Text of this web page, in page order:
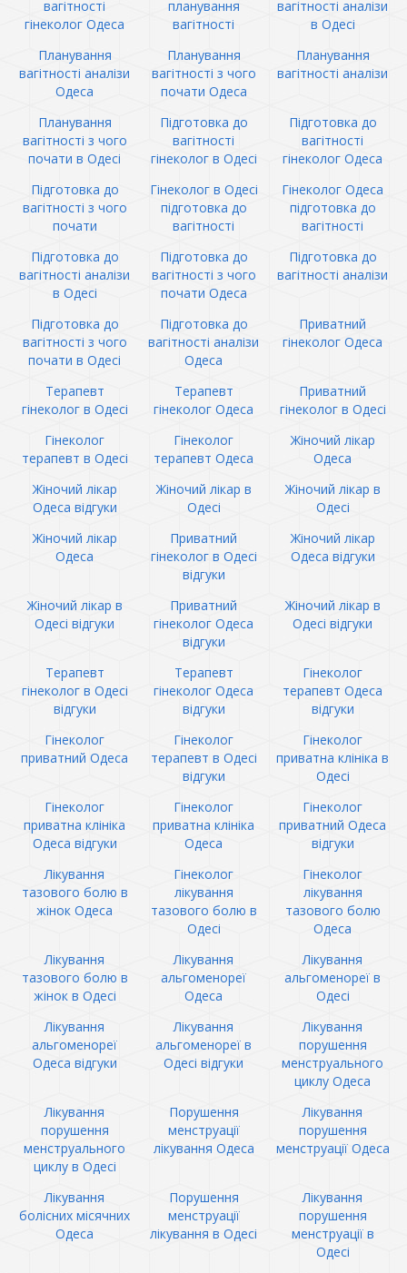
вагітності
гінеколог Одеса
планування
вагітності
вагітності аналізи
в Одесі
Планування
вагітності аналізи
Одеса
Планування
вагітності з чого
почати Одеса
Планування
вагітності аналізи
Планування
вагітності з чого
почати в Одесі
Підготовка до
вагітності
гінеколог в Одесі
Підготовка до
вагітності
гінеколог Одеса
Підготовка до
вагітності з чого
почати
Гінеколог в Одесі
підготовка до
вагітності
Гінеколог Одеса
підготовка до
вагітності
Підготовка до
вагітності аналізи
в Одесі
Підготовка до
вагітності з чого
почати Одеса
Підготовка до
вагітності аналізи
Підготовка до
вагітності з чого
почати в Одесі
Підготовка до
вагітності аналізи
Одеса
Приватний
гінеколог Одеса
Терапевт
гінеколог в Одесі
Терапевт
гінеколог Одеса
Приватний
гінеколог в Одесі
Гінеколог
терапевт в Одесі
Гінеколог
терапевт Одеса
Жіночий лікар
Одеса
Жіночий лікар
Одеса відгуки
Жіночий лікар в
Одесі
Жіночий лікар в
Одесі
Жіночий лікар
Одеса
Приватний
гінеколог в Одесі
відгуки
Жіночий лікар
Одеса відгуки
Жіночий лікар в
Одесі відгуки
Приватний
гінеколог Одеса
відгуки
Жіночий лікар в
Одесі відгуки
Терапевт
гінеколог в Одесі
відгуки
Терапевт
гінеколог Одеса
відгуки
Гінеколог
терапевт Одеса
відгуки
Гінеколог
приватний Одеса
Гінеколог
терапевт в Одесі
відгуки
Гінеколог
приватна клініка в
Одесі
Гінеколог
приватна клініка
Одеса відгуки
Гінеколог
приватна клініка
Одеса
Гінеколог
приватний Одеса
відгуки
Лікування
тазового болю в
жінок Одеса
Гінеколог
лікування
тазового болю в
Одесі
Гінеколог
лікування
тазового болю
Одеса
Лікування
тазового болю в
жінок в Одесі
Лікування
альгоменореї
Одеса
Лікування
альгоменореї в
Одесі
Лікування
альгоменореї
Одеса відгуки
Лікування
альгоменореї в
Одесі відгуки
Лікування
порушення
менструального
циклу Одеса
Лікування
порушення
менструального
циклу в Одесі
Порушення
менструації
лікування Одеса
Лікування
порушення
менструації Одеса
Лікування
болісних місячних
Одеса
Порушення
менструації
лікування в Одесі
Лікування
порушення
менструації в
Одесі